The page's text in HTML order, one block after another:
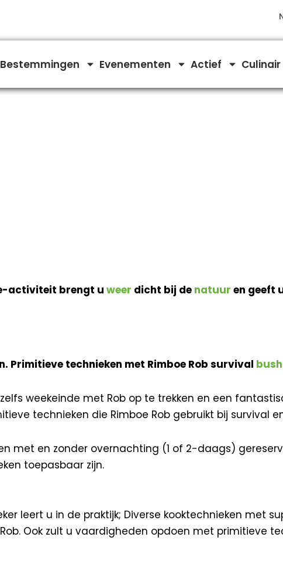
Bestemmingen Evenementen Actief Culinair
activiteit brengt u weer dicht bij de natuur en geeft
Primitieve technieken met Rimboe Rob survival
weekeinde met Rob op te trekken en een
technieken die Rimboe Rob gebruikt bij survival
met en zonder overnachting (1 of 2-daags)
toepasbaar zijn.
leert u in de praktijk; Diverse kooktechnieken met
Ook zult u vaardigheden opdoen met primitieve